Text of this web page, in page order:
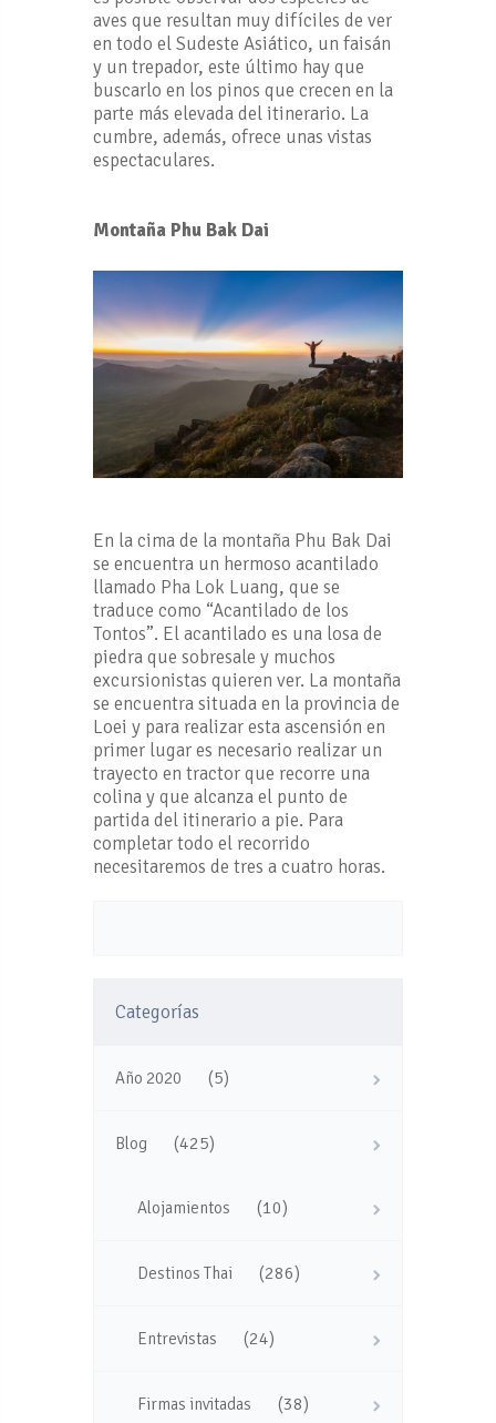
aves que resultan muy difíciles de ver
en todo el Sudeste Asiático, un faisán
y un trepador, este último hay que
buscarlo en los pinos que crecen en la
parte más elevada del itinerario. La
cumbre, además, ofrece unas vistas
espectaculares.
Montaña Phu Bak Dai
En la cima de la montaña Phu Bak Dai
se encuentra un hermoso acantilado
llamado Pha Lok Luang, que se
traduce como “Acantilado de los
Tontos”. El acantilado es una losa de
piedra que sobresale y muchos
excursionistas quieren ver. La montaña
se encuentra situada en la provincia de
Loei y para realizar esta ascensión en
primer lugar es necesario realizar un
trayecto en tractor que recorre una
colina y que alcanza el punto de
partida del itinerario a pie. Para
completar todo el recorrido
necesitaremos de tres a cuatro horas.
Categorías
Año 2020 (5)
Blog (425)
Alojamientos (10)
Destinos Thai (286)
Entrevistas (24)
Firmas invitadas (38)